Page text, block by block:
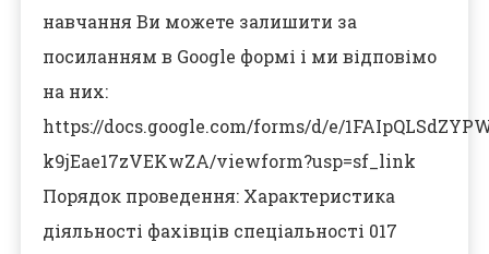
навчання Ви можете залишити за
посиланням в Google формі і ми відповімо
на них:
https://docs.google.com/forms/d/e/
k9jEae17zVEKwZA/viewform?usp=sf_link
Порядок проведення: Характеристика
діяльності фахівців спеціальності 017